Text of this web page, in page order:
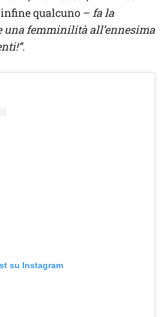
qualcuno – fa la
una femminilità all’ennesima
su Instagram